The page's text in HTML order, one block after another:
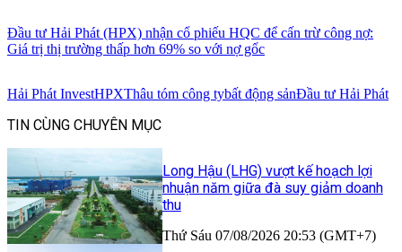
Đầu tư Hải Phát (HPX) nhận cổ phiếu HQC để cấn trừ công nợ:
Giá trị thị trường thấp hơn 69% so với nợ gốc
Hải Phát InvestHPXThâu tóm công tybất động sảnĐầu tư Hải Phát
TIN CÙNG CHUYÊN MỤC
Long Hậu (LHG) vượt kế hoạch lợi
nhuận năm giữa đà suy giảm doanh
thu
Thứ Sáu 07/08/2026 20:53 (GMT+7)